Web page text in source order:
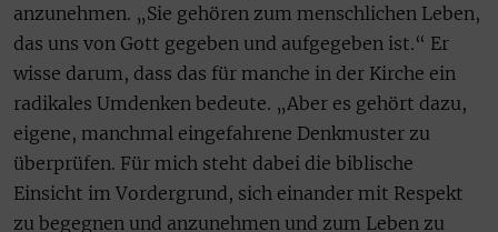
anzunehmen. „Sie gehören zum menschlichen Leben,
das uns von Gott gegeben und aufgegeben ist.“ Er
wisse darum, dass das für manche in der Kirche ein
radikales Umdenken bedeute. „Aber es gehört dazu,
eigene, manchmal eingefahrene Denkmuster zu
überprüfen. Für mich steht dabei die biblische
Einsicht im Vordergrund, sich einander mit Respekt
zu begegnen und anzunehmen und zum Leben zu